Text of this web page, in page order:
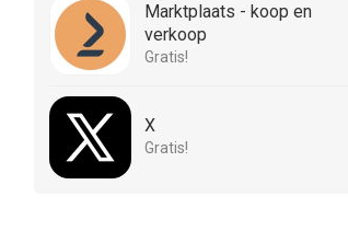
Marktplaats - koop en
verkoop
Gratis!
X
Gratis!